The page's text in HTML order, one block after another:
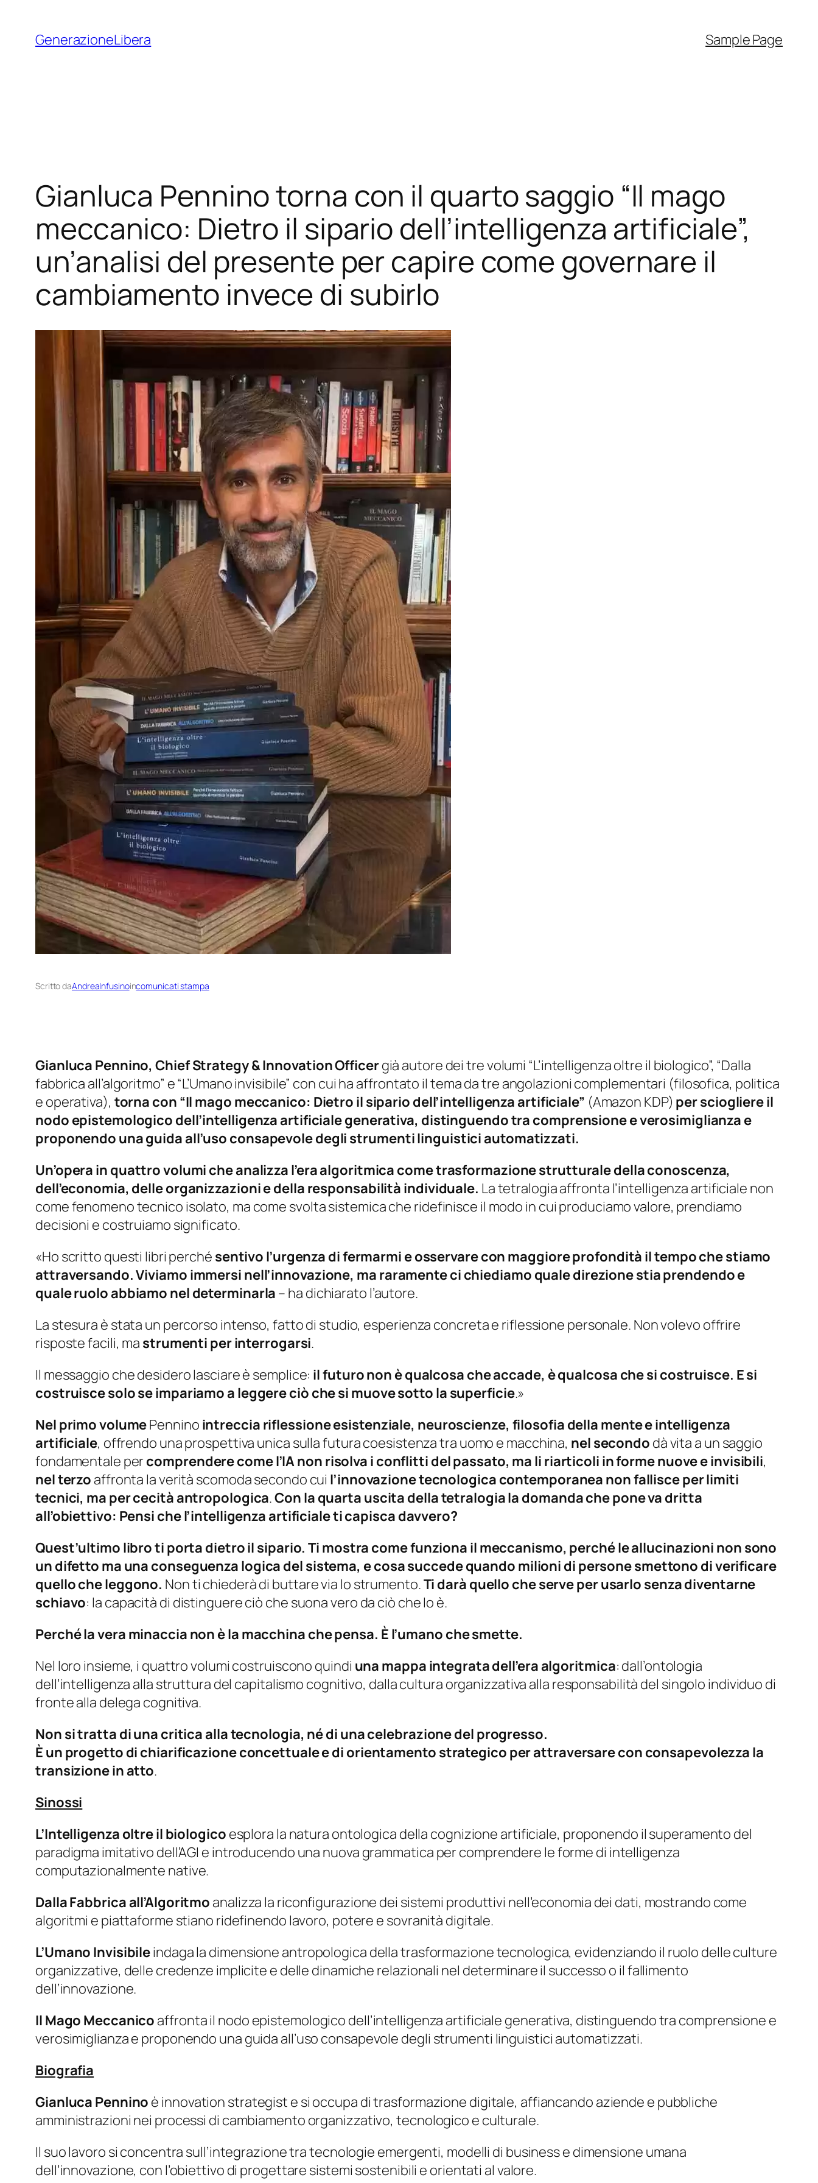
contenuto
GenerazioneLibera Sample Page
Gianluca Pennino torna con il quarto saggio “Il mago
meccanico: Dietro il sipario dell’intelligenza artificiale”,
un’analisi del presente per capire come governare il
cambiamento invece di subirlo
Scritto daAndreaInfusinoincomunicati stampa
Gianluca Pennino, Chief Strategy & Innovation Officergià autore dei tre volumi “L’intelligenza oltre il biologico”, “Dalla
fabbrica all’algoritmo” e “L’Umano invisibile” con cui ha affrontato il tema da tre angolazioni complementari (filosofica, politica
e operativa), torna con “Il mago meccanico: Dietro il sipario dell’intelligenza artificiale” (Amazon KDP) per sciogliere il
nodo epistemologico dell’intelligenza artificiale generativa, distinguendo tra comprensione e verosimiglianza e
proponendo una guida all’uso consapevole degli strumenti linguistici automatizzati.
Un’opera in quattro volumi che analizza l’era algoritmica come trasformazione strutturale della conoscenza,
dell’economia, delle organizzazioni e della responsabilità individuale. La tetralogia affronta l’intelligenza artificiale non
come fenomeno tecnico isolato, ma come svolta sistemica che ridefinisce il modo in cui produciamo valore, prendiamo
decisioni e costruiamo significato.
«Ho scritto questi libri perché sentivo l’urgenza di fermarmi e osservare con maggiore profondità il tempo che stiamo
attraversando. Viviamo immersi nell’innovazione, ma raramente ci chiediamo quale direzione stia prendendo e
quale ruolo abbiamo nel determinarla – ha dichiarato l’autore.
La stesura è stata un percorso intenso, fatto di studio, esperienza concreta e riflessione personale. Non volevo offrire
risposte facili, ma strumenti per interrogarsi.
Il messaggio che desidero lasciare è semplice: il futuro non è qualcosa che accade, è qualcosa che si costruisce. E si
costruisce solo se impariamo a leggere ciò che si muove sotto la superficie.»
Nel primo volumePennino intreccia riflessione esistenziale, neuroscienze, filosofia della mente e intelligenza
artificiale, offrendo una prospettiva unica sulla futura coesistenza tra uomo e macchina, nel secondo dà vita a un saggio
fondamentale per comprendere come l’IA non risolva i conflitti del passato, ma li riarticoli in forme nuove e invisibili,
nel terzo affronta la verità scomoda secondo cui l’innovazione tecnologica contemporanea non fallisce per limiti
tecnici, ma per cecità antropologica.Con la quarta uscita della tetralogia la domanda che pone va dritta
all’obiettivo: Pensi che l’intelligenza artificiale ti capisca davvero?
Quest’ultimo libro ti porta dietro il sipario. Ti mostra come funziona il meccanismo, perché le allucinazioni non sono
un difetto ma una conseguenza logica del sistema, e cosa succede quando milioni di persone smettono di verificare
quello che leggono. Non ti chiederà di buttare via lo strumento.Ti darà quello che serve per usarlo senza diventarne
schiavo: la capacità di distinguere ciò che suona vero da ciò che lo è.
Perché la vera minaccia non è la macchina che pensa. È l’umano che smette.
Nel loro insieme, i quattro volumi costruiscono quindi una mappa integrata dell’era algoritmica: dall’ontologia
dell’intelligenza alla struttura del capitalismo cognitivo, dalla cultura organizzativa alla responsabilità del singolo individuo di
fronte alla delega cognitiva.
Non si tratta di una critica alla tecnologia, né di una celebrazione del progresso.
È un progetto di chiarificazione concettuale e di orientamento strategico per attraversare con consapevolezza la
transizione in atto.
Sinossi
L’Intelligenza oltre il biologico esplora la natura ontologica della cognizione artificiale, proponendo il superamento del
paradigma imitativo dell’AGI e introducendo una nuova grammatica per comprendere le forme di intelligenza
computazionalmente native.
Dalla Fabbrica all’Algoritmo analizza la riconfigurazione dei sistemi produttivi nell’economia dei dati, mostrando come
algoritmi e piattaforme stiano ridefinendo lavoro, potere e sovranità digitale.
L’Umano Invisibileindaga la dimensione antropologica della trasformazione tecnologica, evidenziando il ruolo delle culture
organizzative, delle credenze implicite e delle dinamiche relazionali nel determinare il successo o il fallimento
dell’innovazione.
Il Mago Meccanico affronta il nodo epistemologico dell’intelligenza artificiale generativa, distinguendo tra comprensione e
verosimiglianza e proponendo una guida all’uso consapevole degli strumenti linguistici automatizzati.
Biografia
Gianluca Pennino è innovation strategist e si occupa di trasformazione digitale, affiancando aziende e pubbliche
amministrazioni nei processi di cambiamento organizzativo, tecnologico e culturale.
Il suo lavoro si concentra sull’integrazione tra tecnologie emergenti, modelli di business e dimensione umana
dell’innovazione, con l’obiettivo di progettare sistemi sostenibili e orientati al valore.